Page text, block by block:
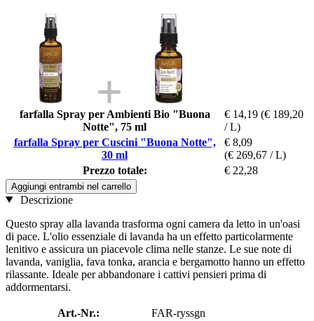
farfalla Spray per Ambienti Bio "Buona
Notte", 75 ml
€ 14,19 (€ 189,20
/ L)
farfalla Spray per Cuscini "Buona Notte",
30 ml
€ 8,09
(€ 269,67 / L)
Prezzo totale:
€ 22,28
Aggiungi entrambi nel carrello
Descrizione
Questo spray alla lavanda trasforma ogni camera da letto in un'oasi
di pace. L'olio essenziale di lavanda ha un effetto particolarmente
lenitivo e assicura un piacevole clima nelle stanze. Le sue note di
lavanda, vaniglia, fava tonka, arancia e bergamotto hanno un effetto
rilassante. Ideale per abbandonare i cattivi pensieri prima di
addormentarsi.
Art.-Nr.:
FAR-ryssgn